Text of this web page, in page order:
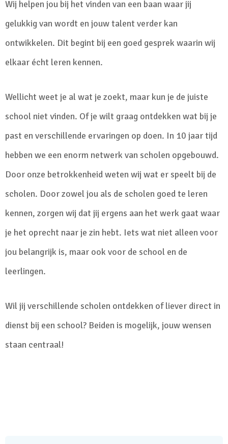
Wij helpen jou bij het vinden van een baan waar jij
gelukkig van wordt en jouw talent verder kan
ontwikkelen. Dit begint bij een goed gesprek waarin wij
elkaar écht leren kennen.
Wellicht weet je al wat je zoekt, maar kun je de juiste
school niet vinden. Of je wilt graag ontdekken wat bij je
past en verschillende ervaringen op doen. In 10 jaar tijd
hebben we een enorm netwerk van scholen opgebouwd.
Door onze betrokkenheid weten wij wat er speelt bij de
scholen. Door zowel jou als de scholen goed te leren
kennen, zorgen wij dat jij ergens aan het werk gaat waar
je het oprecht naar je zin hebt. Iets wat niet alleen voor
jou belangrijk is, maar ook voor de school en de
leerlingen.
Wil jij verschillende scholen ontdekken of liever direct in
dienst bij een school? Beiden is mogelijk, jouw wensen
staan centraal!